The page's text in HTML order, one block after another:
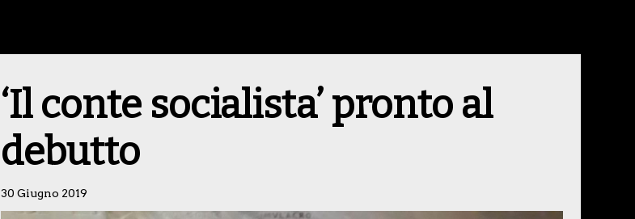
‘Il conte socialista’ pronto al
debutto
30 Giugno 2019